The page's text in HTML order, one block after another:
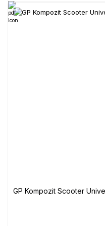
GP Kompozit Scooter